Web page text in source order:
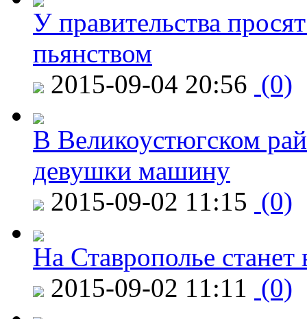
У правительства
пьянством
2015-09-04 20:56 (0)
В Великоустюгском
девушки машину
2015-09-02 11:15 (0)
На Ставрополье
2015-09-02 11:11 (0)